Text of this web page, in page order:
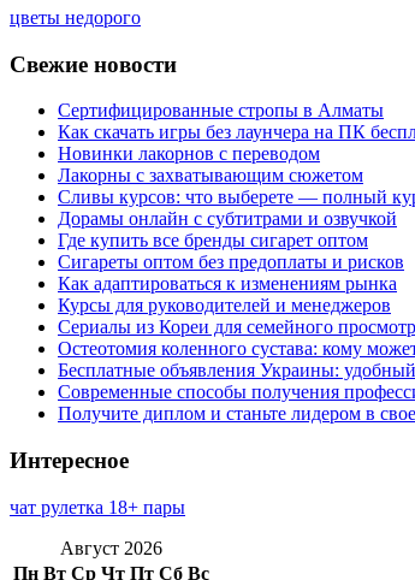
цветы недорого
Свежие новости
Сертифицированные стропы в Алматы
Как скачать игры без лаунчера на ПК
Новинки лакорнов с переводом
Лакорны с захватывающим сюжетом
Сливы курсов: что выберете — полный
Дорамы онлайн с субтитрами и озвучкой
Где купить все бренды сигарет оптом
Сигареты оптом без предоплаты и рисков
Как адаптироваться к изменениям рынка
Курсы для руководителей и менеджеров
Сериалы из Кореи для семейного
Остеотомия коленного сустава: кому
Бесплатные объявления Украины:
Современные способы получения
Получите диплом и станьте лидером в
Интересное
чат рулетка 18+ пары
Август 2026
Пн Вт Ср Чт Пт Сб Вс